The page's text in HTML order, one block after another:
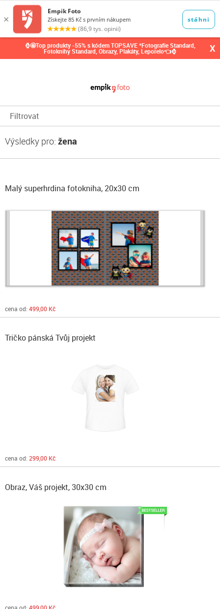
⌚🤩Top produkty -55% s kódem TOPSAVE *Fotografie Standard,
Fotoknihy Standard, Obrazy, Plakáty, Leporelo👈⌚ X
Filtrovat
Výsledky pro: žena
Malý superhrdina fotokniha, 20x30 cm
cena od: 499,00 Kč
Tričko pánská Tvůj projekt
cena od: 299,00 Kč
Obraz, Váš projekt, 30x30 cm
cena od: 499,00 Kč